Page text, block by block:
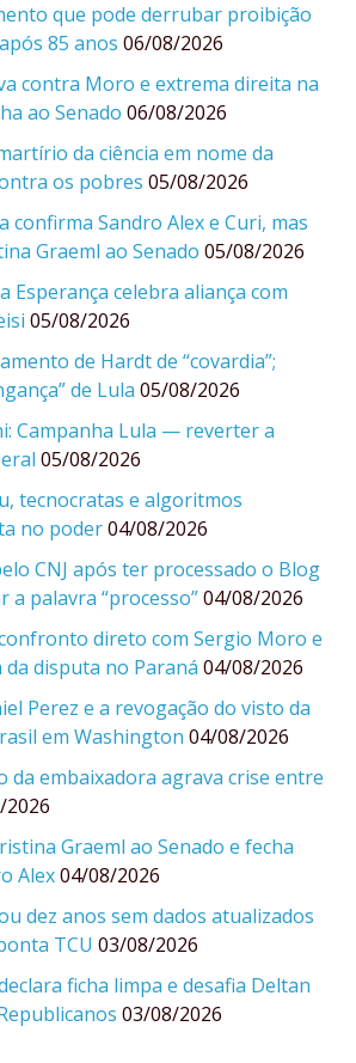
que pode derrubar proibição
85 anos 06/08/2026
contra Moro e extrema direita na
ao Senado 06/08/2026
da ciência em nome da
os pobres 05/08/2026
confirma Sandro Alex e Curi, mas
Graeml ao Senado 05/08/2026
Esperança celebra aliança com
05/08/2026
de Hardt de “covardia”;
de Lula 05/08/2026
Campanha Lula — reverter a
05/08/2026
tecnocratas e algoritmos
no poder 04/08/2026
CNJ após ter processado o Blog
a palavra “processo” 04/08/2026
direto com Sergio Moro e
disputa no Paraná 04/08/2026
Perez e a revogação do visto da
em Washington 04/08/2026
da embaixadora agrava crise entre
Graeml ao Senado e fecha
Alex 04/08/2026
dez anos sem dados atualizados
TCU 03/08/2026
ficha limpa e desafia Deltan
03/08/2026